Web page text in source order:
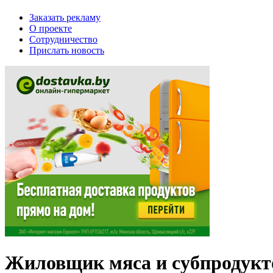
Заказать рекламу
О проекте
Сотрудничество
Прислать новость
Жиловщик мяса и